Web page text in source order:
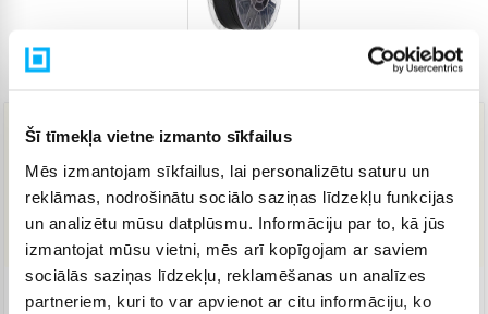
Šī tīmekļa vietne izmanto sīkfailus
Mēs izmantojam sīkfailus, lai personalizētu saturu un
reklāmas, nodrošinātu sociālo saziņas līdzekļu funkcijas
un analizētu mūsu datplūsmu. Informāciju par to, kā jūs
izmantojat mūsu vietni, mēs arī kopīgojam ar saviem
sociālās saziņas līdzekļu, reklamēšanas un analīzes
partneriem, kuri to var apvienot ar citu informāciju, ko
Preces kods 4773443
23,94 €
IELIKT GROZĀ
Piegāde: 2-4 d.d.